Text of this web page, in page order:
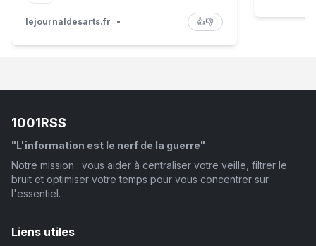
lejournaldesarts.fr • 👍👎
1001RSS
"L'information est le nerf de la guerre"
Notre mission : vous aider à centraliser votre veille, filtrer le
bruit et optimiser votre temps pour vous concentrer sur
l'essentiel.
Liens utiles